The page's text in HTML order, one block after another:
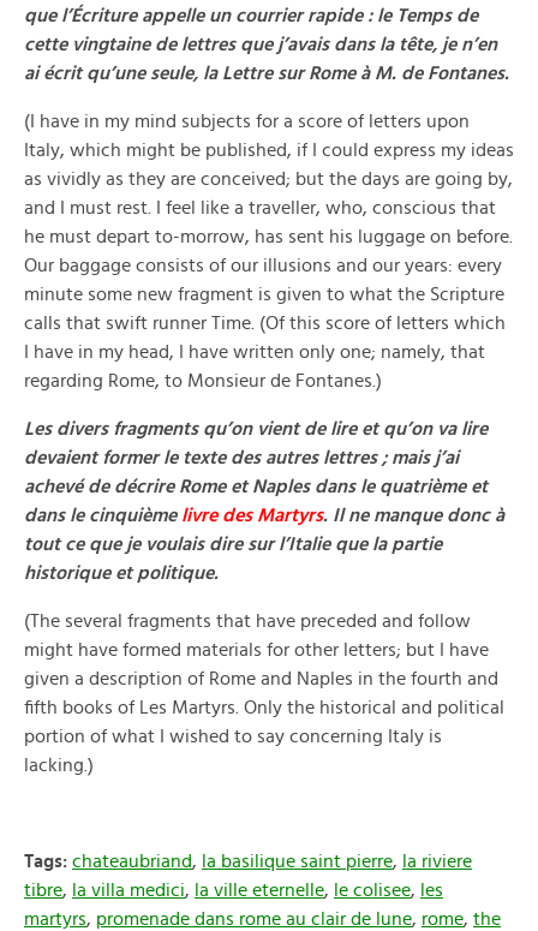
que l’Écriture appelle un courrier rapide : le Temps de
cette vingtaine de lettres que j’avais dans la tête, je n’en
ai écrit qu’une seule, la Lettre sur Rome à M. de Fontanes.
(I have in my mind subjects for a score of letters upon
Italy, which might be published, if I could express my ideas
as vividly as they are conceived; but the days are going by,
and I must rest. I feel like a traveller, who, conscious that
he must depart to-morrow, has sent his luggage on before.
Our baggage consists of our illusions and our years: every
minute some new fragment is given to what the Scripture
calls that swift runner Time. (Of this score of letters which
I have in my head, I have written only one; namely, that
regarding Rome, to Monsieur de Fontanes.)
Les divers fragments qu’on vient de lire et qu’on va lire
devaient former le texte des autres lettres ; mais j’ai
achevé de décrire Rome et Naples dans le quatrième et
dans le cinquième livre des Martyrs. Il ne manque donc à
tout ce que je voulais dire sur l’Italie que la partie
historique et politique.
(The several fragments that have preceded and follow
might have formed materials for other letters; but I have
given a description of Rome and Naples in the fourth and
fifth books of Les Martyrs. Only the historical and political
portion of what I wished to say concerning Italy is
lacking.)
Tags: chateaubriand, la basilique saint pierre, la riviere
tibre, la villa medici, la ville eternelle, le colisee, les
martyrs, promenade dans rome au clair de lune, rome, the